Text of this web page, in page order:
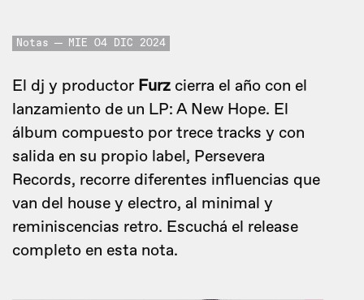
Notas MIE 04 DIC 2024
El dj y productor Furz cierra el año con el
lanzamiento de un LP: A New Hope. El
álbum compuesto por trece tracks y con
salida en su propio label, Persevera
Records, recorre diferentes influencias que
van del house y electro, al minimal y
reminiscencias retro. Escuchá el release
completo en esta nota.